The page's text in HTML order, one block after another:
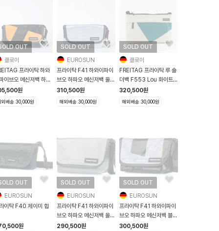
OUT
클로이
프라이탁 하와
이브오 메신저백 하파
Hawaii Five O
원
외배송 30,000원
SOLD OUT
EUROSUN
프라이탁 F41 하와이파이
브오 하파오 메신저백 올실
버
310,500원
해외배송 30,000원
SOLD OUT
클로이
FREITAG 프라이탁 루 숄
더백 F553 Lou 화이트
터키
320,500원
해외배송 30,000원
OUT
EUROSUN
이탁 F40 제이미 힙
원
SOLD OUT
EUROSUN
프라이탁 F41 하와이파이
브오 하파오 메신저백 올실
버
290,500원
SOLD OUT
EUROSUN
프라이탁 F41 하와이파이
브오 하파오 메신저백 블랙
실버
300,500원